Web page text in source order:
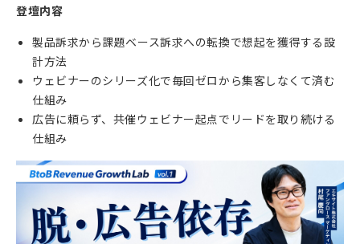
登壇内容
製品訴求から課題ベース訴求への転換で想起を獲得する設
計方法
ウェビナーのシリーズ化で毎回ゼロから集客しなくて済む
仕組み
広告に頼らず、共催ウェビナー起点でリードを取り続ける
仕組み